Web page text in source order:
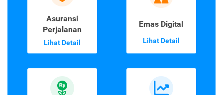
Asuransi
Perjalanan
Lihat Detail
Emas Digital
Lihat Detail